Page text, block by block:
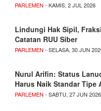
PARLEMEN - KAMIS, 2 JUL 2026
Lindungi Hak Sipil,
Catatan RUU Siber
PARLEMEN - SELASA, 30 JUN
Nurul Arifin: Status
Harus Naik Standar Tipe
PARLEMEN - SABTU, 27 JUN 2026